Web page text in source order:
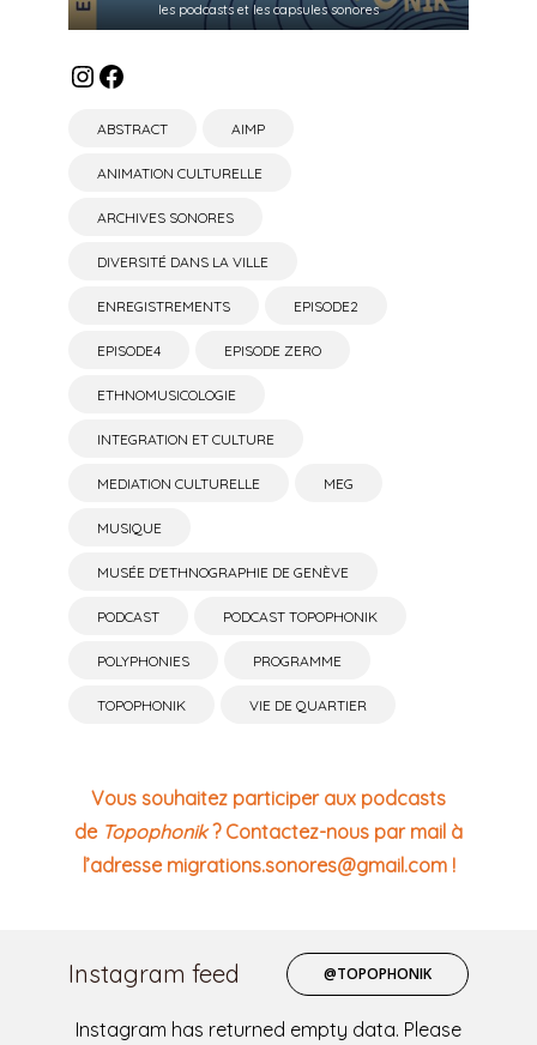
les podcasts et les capsules sonores
Instagram
Facebook
ABSTRACT AIMP
ANIMATION CULTURELLE
ARCHIVES SONORES
DIVERSITÉ DANS LA VILLE
ENREGISTREMENTS EPISODE2
EPISODE4 EPISODE ZERO
ETHNOMUSICOLOGIE
INTEGRATION ET CULTURE
MEDIATION CULTURELLE MEG
MUSIQUE
MUSÉE D'ETHNOGRAPHIE DE GENÈVE
PODCAST PODCAST TOPOPHONIK
POLYPHONIES PROGRAMME
TOPOPHONIK VIE DE QUARTIER
Vous souhaitez participer aux podcasts
de Topophonik? Contactez-nous par mail à
l’adresse migrations.sonores@gmail.com !
Instagram feed @TOPOPHONIK
Instagram has returned empty data. Please